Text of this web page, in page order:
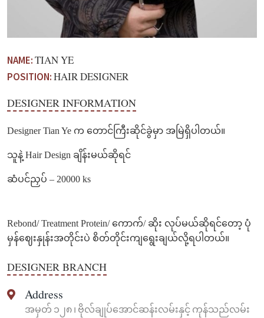
NAME:TIAN YE
POSITION:HAIR DESIGNER
DESIGNER INFORMATION
Designer Tian Ye က တောင်ကြီးဆိုင်ခွဲမှာ အမြဲရှိပါတယ်။
သူနဲ့ Hair Design ချိန်းမယ်ဆိုရင်
ဆံပင်ညှပ် – 20000 ks
Rebond/ Treatment Protein/ ကောက်/ ဆိုး လုပ်မယ်ဆိုရင်တော့ ပုံ
မှန်ဈေးနှုန်းအတိုင်းပဲ စိတ်တိုင်းကျရွေးချယ်လို့ရပါတယ်။
DESIGNER BRANCH
Address
အမှတ် ၁၂၈ ၊ ဗိုလ်ချုပ်အောင်ဆန်းလမ်းနှင့် ကုန်သည်လမ်း